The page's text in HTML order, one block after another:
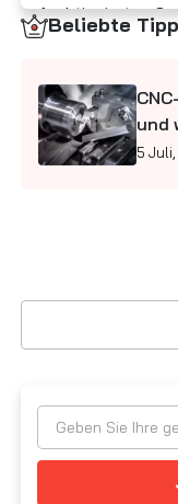
funktioniert es?
5 Juli, 2024
Beliebte
und
5